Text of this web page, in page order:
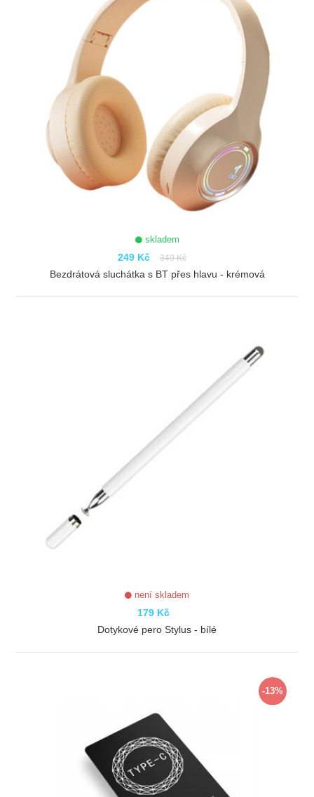
skladem
249 Kč 349 Kč
Bezdrátová sluchátka s BT přes hlavu - krémová
není skladem
179 Kč
Dotykové pero Stylus - bílé
-13%